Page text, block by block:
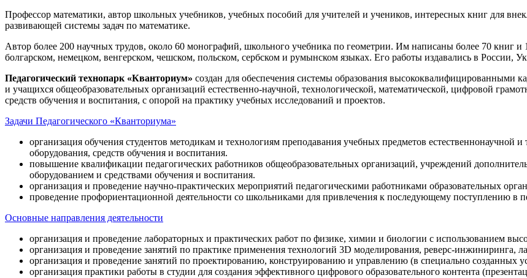
Профессор математики, автор школьных учебников, учебных пособий для учителей и учеников, интересных книг для
развивающей системы задач по математике.
Автор более 200 научных трудов, около 60 монографий, школьного учебника по геометрии. Им написаны более 70 книг и
болгарском, немецком, венгерском, чешском, польском, сербском и румынском языках. Его работы издавались в России,
Педагогический технопарк «Кванториум» создан для обеспечения системы образования высококвалифицированными
и учащихся общеобразовательных организаций естественно-научной, технологической, математической, цифровой
средств обучения и воспитания, с опорой на практику учебных исследований и проектов.
Задачи Педагогического «Кванториума»
организация обучения студентов методикам и технологиям преподавания учебных предметов естественнонаучной
оборудования, средств обучения и воспитания.
повышение квалификации педагогических работников общеобразовательных организаций, учреждений
оборудованием и средствами обучения и воспитания.
организация и проведение научно-практических мероприятий педагогическими работниками образовательных
проведение профориентационной деятельности со школьниками для привлечения к последующему поступлению в
Основные направления деятельности
организация и проведение лабораторных и практических работ по физике, химии и биологии с использованием
организация и проведение занятий по практике применения технологий 3D моделирования, реверс-инжиниринга,
организация и проведение занятий по проектированию, конструированию и управлению (в специально созданных
организация практики работы в студии для создания эффективного цифрового образовательного контента